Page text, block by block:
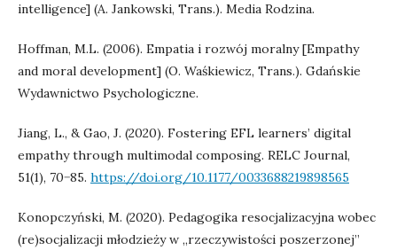
intelligence] (A. Jankowski, Trans.). Media Rodzina.
Hoffman, M.L. (2006). Empatia i rozwój moralny [Empathy
and moral development] (O. Waśkiewicz, Trans.). Gdańskie
Wydawnictwo Psychologiczne.
Jiang, L., & Gao, J. (2020). Fostering EFL learners’ digital
empathy through multimodal composing. RELC Journal,
51(1), 70−85. https://doi.org/10.1177/0033688219898565
Konopczyński, M. (2020). Pedagogika resocjalizacyjna wobec
(re)socjalizacji młodzieży w „rzeczywistości poszerzonej”